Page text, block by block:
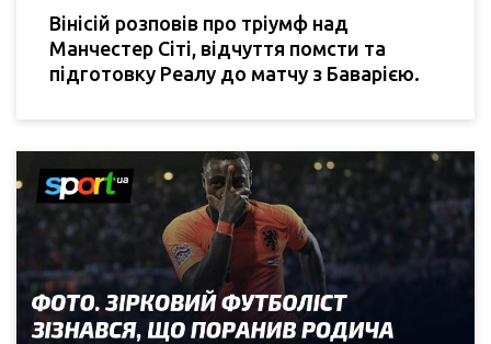
Вінісій розповів про тріумф над
Манчестер Сіті, відчуття помсти та
підготовку Реалу до матчу з Баварією.